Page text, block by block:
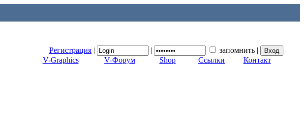
Регистрация | | запомнить |
V-Graphics
V-Форум Shop Ссылки Контакт